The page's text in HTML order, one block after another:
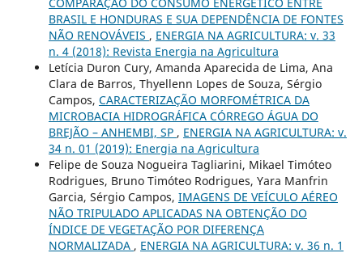
BRASIL E HONDURAS E SUA DEPENDÊNCIA DE FONTES
NÃO RENOVÁVEIS , ENERGIA NA AGRICULTURA: v. 33
n. 4 (2018): Revista Energia na Agricultura
Letícia Duron Cury, Amanda Aparecida de Lima, Ana
Clara de Barros, Thyellenn Lopes de Souza, Sérgio
Campos, CARACTERIZAÇÃO MORFOMÉTRICA DA
MICROBACIA HIDROGRÁFICA CÓRREGO ÁGUA DO
BREJÃO – ANHEMBI, SP , ENERGIA NA AGRICULTURA: v.
34 n. 01 (2019): Energia na Agricultura
Felipe de Souza Nogueira Tagliarini, Mikael Timóteo
Rodrigues, Bruno Timóteo Rodrigues, Yara Manfrin
Garcia, Sérgio Campos, IMAGENS DE VEÍCULO AÉREO
NÃO TRIPULADO APLICADAS NA OBTENÇÃO DO
ÍNDICE DE VEGETAÇÃO POR DIFERENÇA
NORMALIZADA , ENERGIA NA AGRICULTURA: v. 36 n. 1